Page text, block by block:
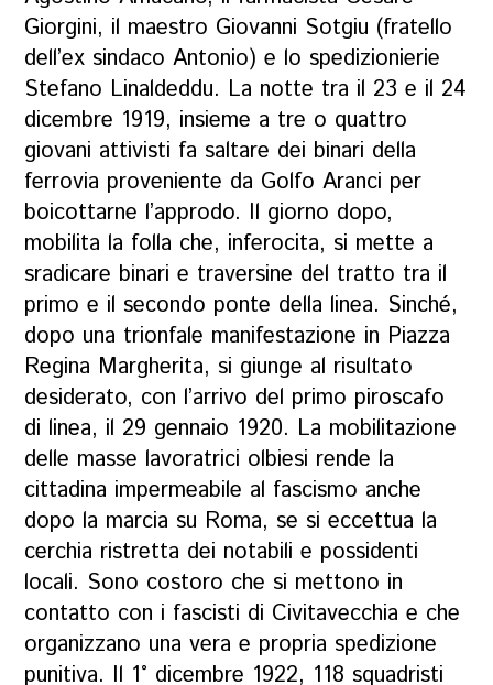
Giorgini, il maestro Giovanni Sotgiu (fratello
dell’ex sindaco Antonio) e lo spedizionierie
Stefano Linaldeddu. La notte tra il 23 e il 24
dicembre 1919, insieme a tre o quattro
giovani attivisti fa saltare dei binari della
ferrovia proveniente da Golfo Aranci per
boicottarne l’approdo. Il giorno dopo,
mobilita la folla che, inferocita, si mette a
sradicare binari e traversine del tratto tra il
primo e il secondo ponte della linea. Sinché,
dopo una trionfale manifestazione in Piazza
Regina Margherita, si giunge al risultato
desiderato, con l’arrivo del primo piroscafo
di linea, il 29 gennaio 1920. La mobilitazione
delle masse lavoratrici olbiesi rende la
cittadina impermeabile al fascismo anche
dopo la marcia su Roma, se si eccettua la
cerchia ristretta dei notabili e possidenti
locali. Sono costoro che si mettono in
contatto con i fascisti di Civitavecchia e che
organizzano una vera e propria spedizione
punitiva. Il 1° dicembre 1922, 118 squadristi